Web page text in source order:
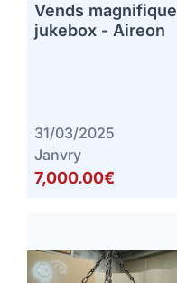
Vends magnifique
jukebox - Aireon
31/03/2025
Janvry
7,000.00€